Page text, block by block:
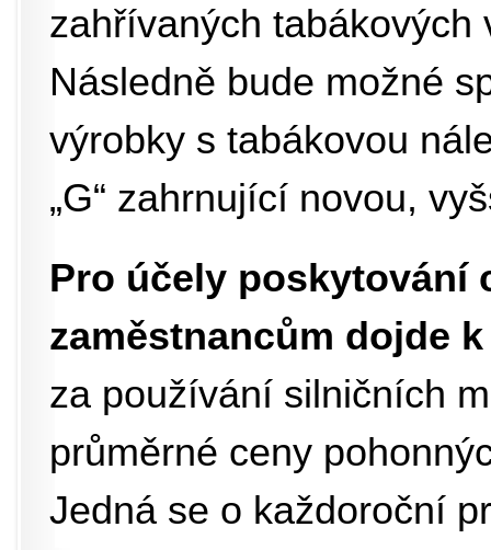
zahřívaných
Následně bude možné
výrobky s tabákovou
„G“ zahrnující novou,
Pro účely poskytování
zaměstnancům dojde
za používání silničních
průměrné ceny
Jedná se o každoroční